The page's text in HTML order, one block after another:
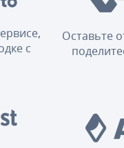
с
Оставьте